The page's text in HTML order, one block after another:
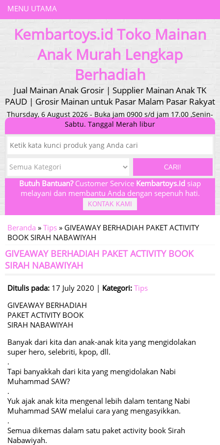
MENU UTAMA
Kembartoys.id Toko Mainan
Anak Murah Lengkap
Berhadiah
Jual Mainan Anak Grosir | Supplier Mainan Anak TK
PAUD | Grosir Mainan untuk Pasar Malam Pasar Rakyat
Thursday, 6 August 2026 - Buka jam 0900 s/d jam 17.00 ,Senin-
Sabtu. Tanggal Merah libur
CARI!
Butuh Bantuan?Customer Service Kembartoys.id siap
melayani dan membantu Anda dengan sepenuh hati.
KONTAK KAMI
Beranda » Tips » GIVEAWAY BERHADIAH PAKET ACTIVITY
BOOK SIRAH NABAWIYAH
GIVEAWAY BERHADIAH PAKET ACTIVITY BOOK
SIRAH NABAWIYAH
Ditulis pada: 17 July 2020 | Kategori: Tips
GIVEAWAY BERHADIAH
PAKET ACTIVITY BOOK
SIRAH NABAWIYAH
Banyak dari kita dan anak-anak kita yang mengidolakan
super hero, selebriti, kpop, dll.
.
Tapi banyakkah dari kita yang mengidolakan Nabi
Muhammad SAW?
.
Yuk ajak anak kita mengenal lebih dalam tentang Nabi
Muhammad SAW melalui cara yang mengasyikkan.
.
Semua dikemas dalam satu paket activity book Sirah
Nabawiyah.